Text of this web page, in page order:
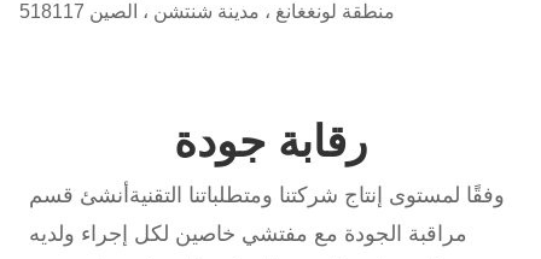
منطقة لونغغانغ ، مدينة شنتشن ، الصين 518117
رقابة جودة
وفقًا لمستوى إنتاج شركتنا ومتطلباتنا التقنيةأنشئ قسم
مراقبة الجودة مع مفتشي خاصين لكل إجراء ولديه